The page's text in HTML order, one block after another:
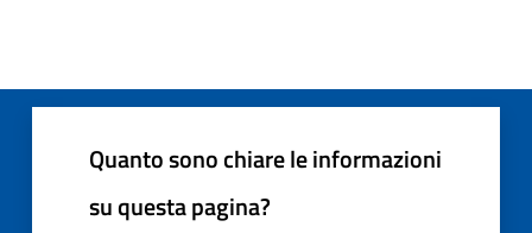
Quanto sono chiare le informazioni
su questa pagina?